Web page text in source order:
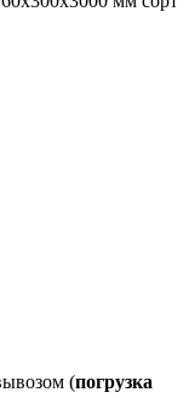
(погрузка